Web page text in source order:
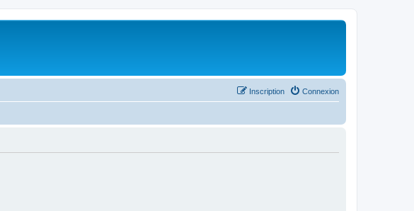
Connexion
Inscription